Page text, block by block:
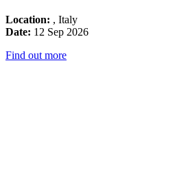
Location: , Italy
Date: 12 Sep 2026
Find out more